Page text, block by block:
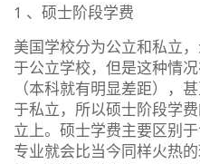
1 、硕士阶段学费
美国学校分为公立和私立
于公立学校，但是这种情
（本科就有明显差距），
于私立，所以硕士阶段学
立上。硕士学费主要区别
专业就会比当今同样火热